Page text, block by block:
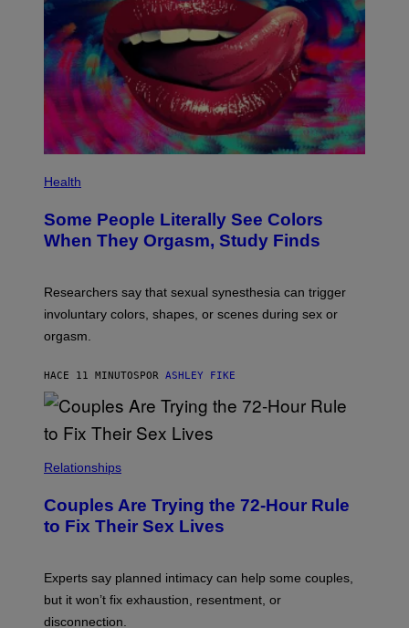
Health
Some People Literally See Colors
When They Orgasm, Study Finds
Researchers say that sexual synesthesia can trigger
involuntary colors, shapes, or scenes during sex or
orgasm.
HACE 11 MINUTOSPOR ASHLEY FIKE
Relationships
Couples Are Trying the 72-Hour Rule
to Fix Their Sex Lives
Experts say planned intimacy can help some couples,
but it won’t fix exhaustion, resentment, or
disconnection.